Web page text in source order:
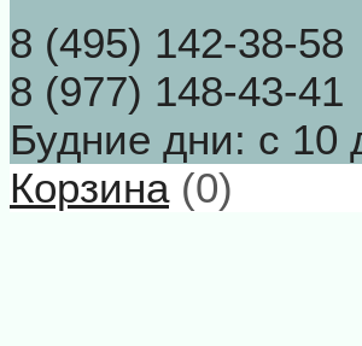
8 (495) 142-38-58
8 (977) 148-43-41
Будние дни: с 10
Корзина(0)